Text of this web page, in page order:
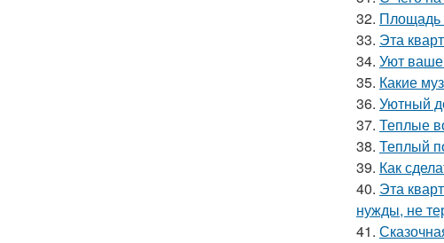
32. Площадь
33. Эта
34. Уют
35. Какие
36. Уютный
37. Теплые
38. Теплый
39. Как
40. Эта
нужды, не
41.